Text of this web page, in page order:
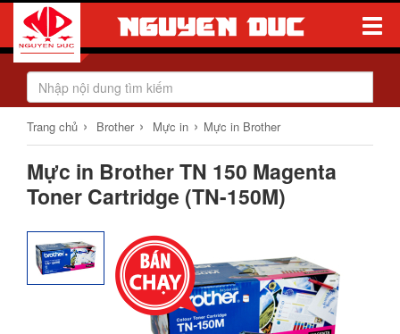
Toggle
Trang chủ › Brother › Mực in › Mực in Brother
Mực in Brother TN 150 Magenta
Toner Cartridge (TN-150M)